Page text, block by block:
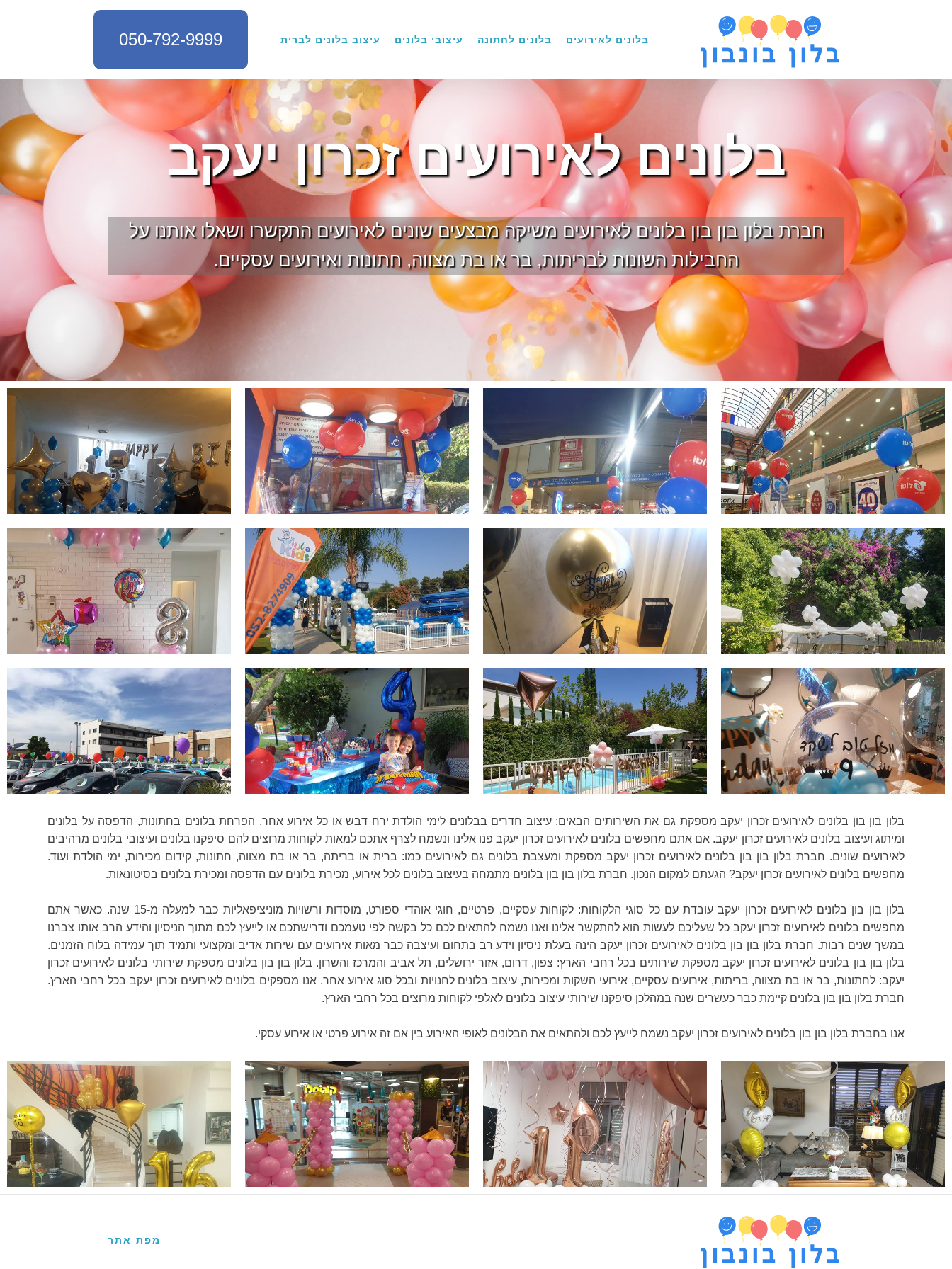
בלונים לאירועים בלונים לחתונה עיצובי בלונים עיצוב בלונים לברית 050-792-9999
בלונים לאירועים זכרון יעקב
חברת בלון בון בון בלונים לאירועים משיקה מבצעים שונים לאירועים התקשרו ושאלו אותנו על
החבילות השונות לבריתות, בר או בת מצווה, חתונות ואירועים עסקיים.
בלון בון בון בלונים לאירועים זכרון יעקב מספקת גם את השירותים הבאים: עיצוב חדרים בבלונים לימי הולדת ירח דבש או כל אירוע אחר, הפרחת בלונים בחתונות, הדפסה על בלונים
ומיתוג ועיצוב בלונים לאירועים זכרון יעקב. אם אתם מחפשים בלונים לאירועים זכרון יעקב פנו אלינו ונשמח לצרף אתכם למאות לקוחות מרוצים להם סיפקנו בלונים ועיצובי בלונים מרהיבים
לאירועים שונים. חברת בלון בון בון בלונים לאירועים זכרון יעקב מספקת ומעצבת בלונים גם לאירועים כמו: ברית או בריתה, בר או בת מצווה, חתונות, קידום מכירות, ימי הולדת ועוד.
מחפשים בלונים לאירועים זכרון יעקב? הגעתם למקום הנכון. חברת בלון בון בון בלונים מתמחה בעיצוב בלונים לכל אירוע, מכירת בלונים עם הדפסה ומכירת בלונים בסיטונאות.
בלון בון בון בלונים לאירועים זכרון יעקב עובדת עם כל סוגי הלקוחות: לקוחות עסקיים, פרטיים, חוגי אוהדי ספורט, מוסדות ורשויות מוניציפאליות כבר למעלה מ-15 שנה. כאשר אתם
מחפשים בלונים לאירועים זכרון יעקב כל שעליכם לעשות הוא להתקשר אלינו ואנו נשמח להתאים לכם כל בקשה לפי טעמכם ודרישתכם או לייעץ לכם מתוך הניסיון והידע הרב אותו צברנו
במשך שנים רבות. חברת בלון בון בון בלונים לאירועים זכרון יעקב הינה בעלת ניסיון וידע רב בתחום ועיצבה כבר מאות אירועים עם שירות אדיב ומקצועי ותמיד תוך עמידה בלוח הזמנים.
בלון בון בון בלונים לאירועים זכרון יעקב מספקת שירותים בכל רחבי הארץ: צפון, דרום, אזור ירושלים, תל אביב והמרכז והשרון. בלון בון בון בלונים מספקת שירותי בלונים לאירועים זכרון
יעקב: לחתונות, בר או בת מצווה, בריתות, אירועים עסקיים, אירועי השקות ומכירות, עיצוב בלונים לחנויות ובכל סוג אירוע אחר. אנו מספקים בלונים לאירועים זכרון יעקב בכל רחבי הארץ.
חברת בלון בון בון בלונים קיימת כבר כעשרים שנה במהלכן סיפקנו שירותי עיצוב בלונים לאלפי לקוחות מרוצים בכל רחבי הארץ.
אנו בחברת בלון בון בון בלונים לאירועים זכרון יעקב נשמח לייעץ לכם ולהתאים את הבלונים לאופי האירוע בין אם זה אירוע פרטי או אירוע עסקי.
מפת אתר